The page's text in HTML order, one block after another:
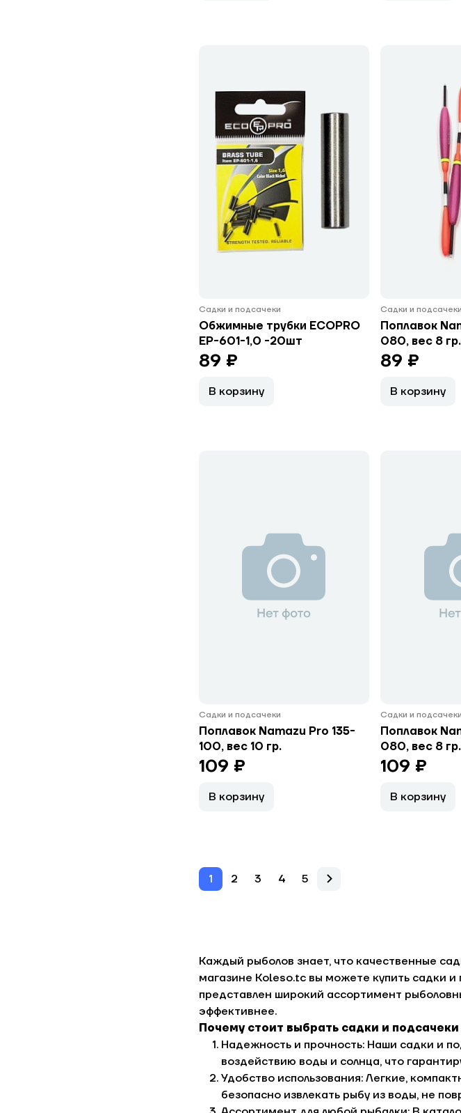
Садки и подсачеки
Обжимные трубки ECOPRO
EP-601-1,0 -20шт
89 ₽
В корзину
Садки и подсачеки
Поплавок
080, вес 8 гр.
89 ₽
В корзину
Садки и подсачеки
Поплавок Namazu Pro 135-
100, вес 10 гр.
109 ₽
В корзину
Садки и подсачеки
Поплавок
080, вес 8 гр.
109 ₽
В корзину
1 2 3 4 5
Каждый рыболов знает, что качественные
магазине Koleso.tc вы можете купить садки
представлен широкий ассортимент
эффективнее.
Почему стоит выбрать садки и
Надежность и прочность: Наши садки и
воздействию воды и солнца, что
Удобство использования: Легкие,
безопасно извлекать рыбу из воды, не